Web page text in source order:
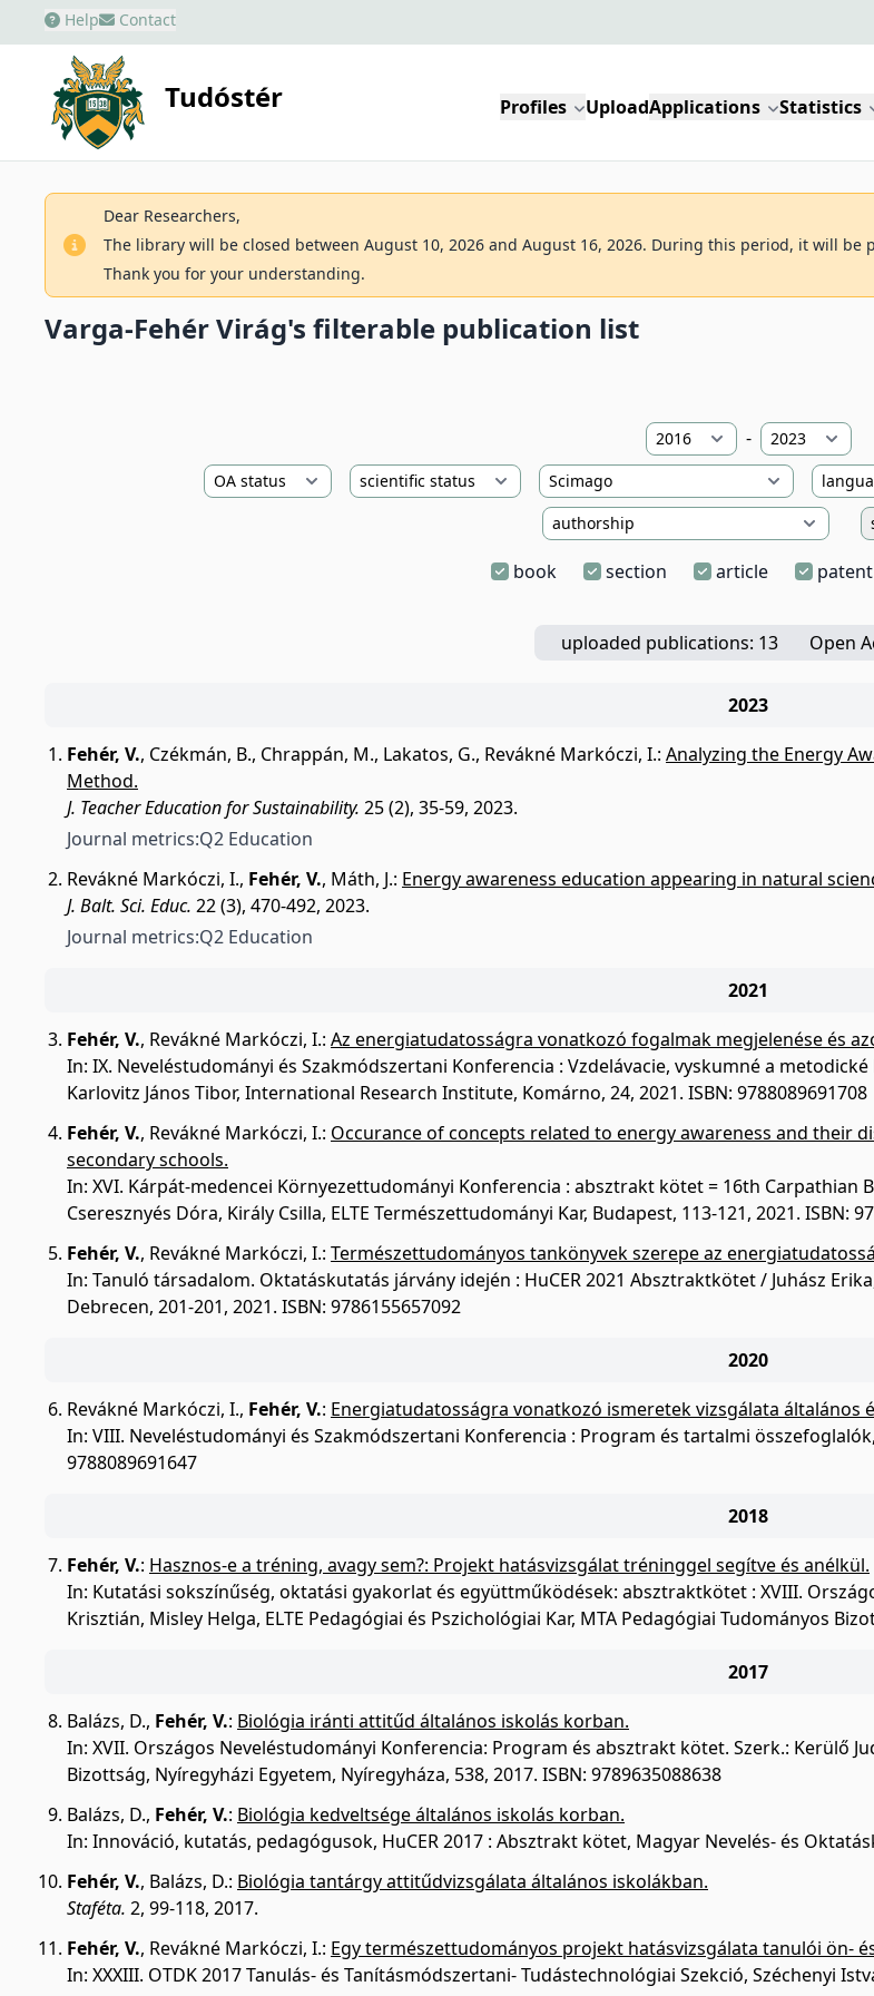
Help Contact
Tudóstér Profiles UploadApplications Statistics
Dear Researchers,
The library will be closed between August 10, 2026 and August 16, 2026. During this period, it will
Thank you for your understanding.
Varga-Fehér Virág's filterable publication list
-
book section article patent
uploaded publications: 13 Open
2023
Fehér, V., Czékmán, B., Chrappán, M., Lakatos, G., Revákné Markóczi, I.: Analyzing the Energy
Method.
J. Teacher Education for Sustainability. 25 (2), 35-59, 2023.
Journal metrics:Q2 Education
Revákné Markóczi, I., Fehér, V., Máth, J.: Energy awareness education appearing in natural
J. Balt. Sci. Educ. 22 (3), 470-492, 2023.
Journal metrics:Q2 Education
2021
Fehér, V., Revákné Markóczi, I.: Az energiatudatosságra vonatkozó fogalmak megjelenése és
In: IX. Neveléstudományi és Szakmódszertani Konferencia : Vzdelávacie, vyskumné a
Karlovitz János Tibor, International Research Institute, Komárno, 24, 2021. ISBN: 9788089691708
Fehér, V., Revákné Markóczi, I.: Occurance of concepts related to energy awareness and their
secondary schools.
In: XVI. Kárpát-medencei Környezettudományi Konferencia : absztrakt kötet = 16th Carpathian
Cseresznyés Dóra, Király Csilla, ELTE Természettudományi Kar, Budapest, 113-121, 2021. ISBN:
Fehér, V., Revákné Markóczi, I.: Természettudományos tankönyvek szerepe az
In: Tanuló társadalom. Oktatáskutatás járvány idején : HuCER 2021 Absztraktkötet / Juhász
Debrecen, 201-201, 2021. ISBN: 9786155657092
2020
Revákné Markóczi, I., Fehér, V.: Energiatudatosságra vonatkozó ismeretek vizsgálata általános
In: VIII. Neveléstudományi és Szakmódszertani Konferencia : Program és tartalmi
9788089691647
2018
Fehér, V.: Hasznos-e a tréning, avagy sem?: Projekt hatásvizsgálat tréninggel segítve és anélkül.
In: Kutatási sokszínűség, oktatási gyakorlat és együttműködések: absztraktkötet : XVIII.
Krisztián, Misley Helga, ELTE Pedagógiai és Pszichológiai Kar, MTA Pedagógiai Tudományos
2017
Balázs, D., Fehér, V.: Biológia iránti attitűd általános iskolás korban.
In: XVII. Országos Neveléstudományi Konferencia: Program és absztrakt kötet. Szerk.: Kerülő
Bizottság, Nyíregyházi Egyetem, Nyíregyháza, 538, 2017. ISBN: 9789635088638
Balázs, D., Fehér, V.: Biológia kedveltsége általános iskolás korban.
In: Innováció, kutatás, pedagógusok, HuCER 2017 : Absztrakt kötet, Magyar Nevelés- és
Fehér, V., Balázs, D.: Biológia tantárgy attitűdvizsgálata általános iskolákban.
Staféta. 2, 99-118, 2017.
Fehér, V., Revákné Markóczi, I.: Egy természettudományos projekt hatásvizsgálata tanulói ön-
In: XXXIII. OTDK 2017 Tanulás- és Tanításmódszertani- Tudástechnológiai Szekció, Széchenyi